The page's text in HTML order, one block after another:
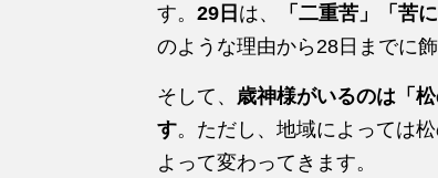
す。 29日 は、 「二重苦」「苦
のような理由から28日までに飾
そして、 歳神様がいるのは「松
す。ただし、地域によっては
よって変わってきます。